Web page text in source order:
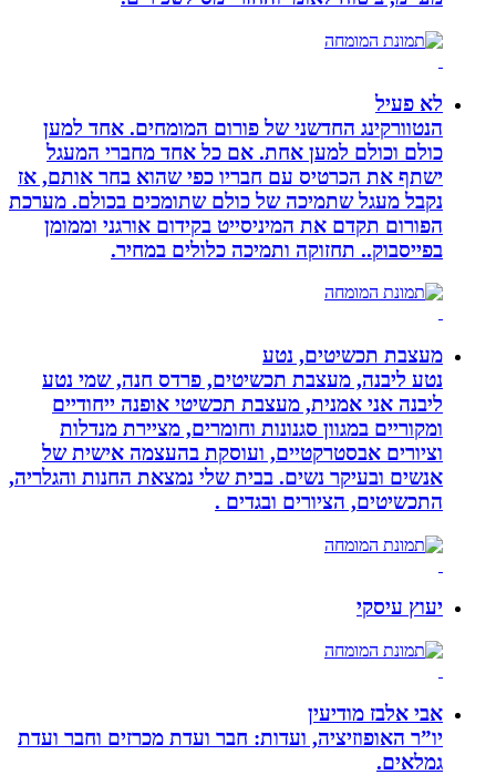
לא פעיל
הנטוורקינג החדשני של פורום המומחים. אחד למען
כולם וכולם למען אחת. אם כל אחד מחברי המעגל
ישתף את הכרטיס עם חבריו כפי שהוא בחר אותם, אז
נקבל מעגל שתמיכה של כולם שתומכים בכולם. מערכת
הפורום תקדם את המיניסייט בקידום אורגני וממומן
בפייסבוק.. תחזוקה ותמיכה כלולים במחיר.
מעצבת תכשיטים, נטע
נטע ליבנה, מעצבת תכשיטים, פרדס חנה, שמי נטע
ליבנה אני אמנית, מעצבת תכשיטי אופנה ייחודיים
ומקוריים במגוון סגנונות וחומרים, מציירת מנדלות
וציורים אבסטרקטיים, ועוסקת בהעצמה אישית של
אנשים ובעיקר נשים. בבית שלי נמצאת החנות והגלריה,
התכשיטים, הציורים ובגדים .
יעוץ עיסקי
אבי אלבז מודיעין
יו”ר האופוזיציה, ועדות: חבר ועדת מכרזים וחבר ועדת
גמלאים.